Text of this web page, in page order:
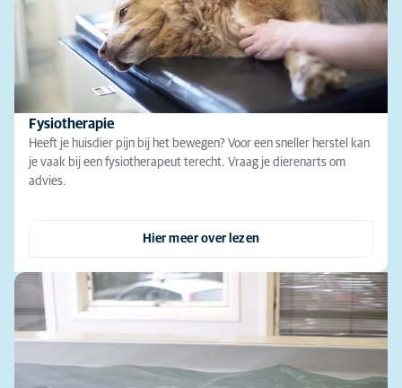
Fysiotherapie
Heeft je huisdier pijn bij het bewegen? Voor een sneller herstel kan
je vaak bij een fysiotherapeut terecht. Vraag je dierenarts om
advies.
Hier meer over lezen